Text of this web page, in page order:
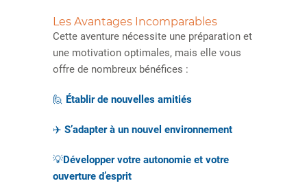
Les Avantages Incomparables
Cette aventure nécessite une préparation et
une motivation optimales, mais elle vous
offre de nombreux bénéfices :
🙋 Établir de nouvelles amitiés
✈️S’adapter à un nouvel environnement
💡Développer votre autonomie et votre
ouverture d’esprit